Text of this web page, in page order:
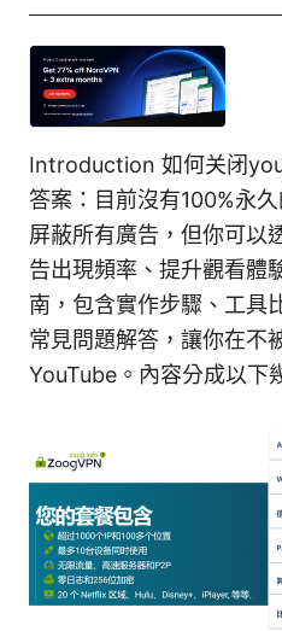
Introduction 如何关闭
答案：目前沒有100%永
屏蔽所有廣告，但你可以
告出現頻率、提升觀看體
南，包含實作步驟、工具
常見問題解答，讓你在不
YouTube。內容分成以下